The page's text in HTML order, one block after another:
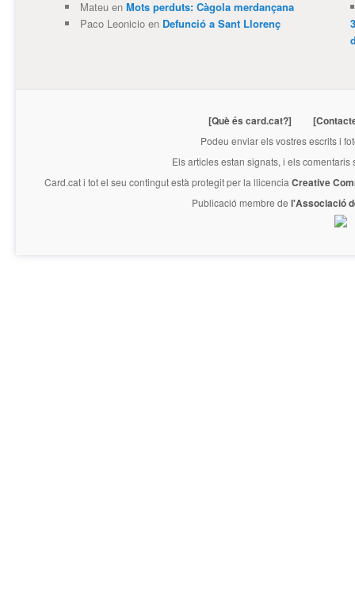
Mateuen Mots perduts: Càgola merdançana
Paco Leonicioen Defunció a Sant Llorenç
[Què és card.cat?]
Podeu enviar els vostres escrits i
Els articles estan signats, i els
Card.cati tot el seu contingut està protegit per la llicencia Creative
Publicació membre de l'Associació